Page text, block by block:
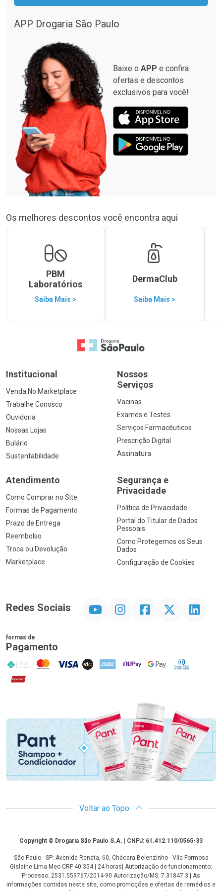
APP Drogaria São Paulo
Baixe o APP e confira
ofertas e descontos
exclusivos para você!
Os melhores descontos você encontra aqui
PBM
Laboratórios
Saiba Mais >
DermaClub
Saiba Mais >
Ir para a Home
Institucional
Venda No Marketplace
Trabalhe Conosco
Ouvidoria
Nossas Lojas
Bulário
Sustentabilidade
Nossos
Serviços
Vacinas
Exames e Testes
Serviços Farmacêuticos
Prescrição Digital
Assinatura
Atendimento
Como Comprar no Site
Formas de Pagamento
Prazo de Entrega
Reembolso
Troca ou Devolução
Marketplace
Segurança e
Privacidade
Política de Privacidade
Portal do Titular de Dados
Pessoais
Como Protegemos os Seus
Dados
Configuração de Cookies
Redes Sociais InstagramFacebookTwitter Linkedin
formas de
Pagamento
PIX MasterCard
VISA ELO AMEX NuPay Google PayDiners Club
Hipercard
Promoção em Destaque
Voltar ao Topo
CopyrightCopyright © Drogaria São Paulo S.A. | CNPJ: 61.412.110/0565-33
São Paulo - SP: Avenida Renata, 60, Chácara Belenzinho - Vila Formosa
Gislaine Lima Meo CRF 40.354 | 24 horas| Autorização de funcionamento:
Processo: 2531.559767/2014-90 Autorização/MS: 7.31847.3 | As
informações contidas neste site, como promoções e ofertas de remédios e